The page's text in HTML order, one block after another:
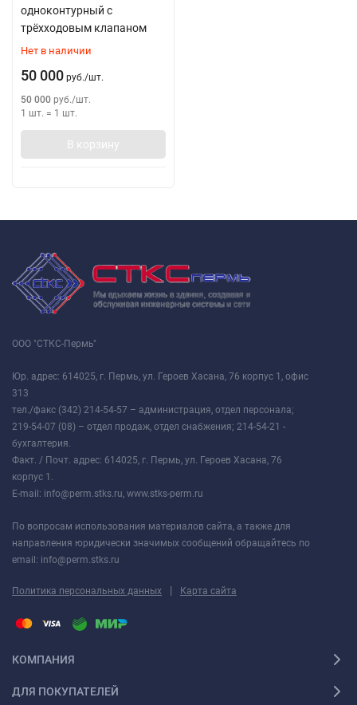
одноконтурный с
трёхходовым клапаном
Нет в наличии
50 000 руб./шт.
50 000 руб./шт.
1 шт. = 1 шт.
В корзину
ООО "СТКС-Пермь"
Юр. адрес: 614025, г. Пермь, ул. Героев Хасана, 76 корпус 1, офис
313
тел./факс (342) 214-54-57 – администрация, отдел персонала;
219-54-07 (08) – отдел продаж, отдел снабжения; 214-54-21 -
бухгалтерия.
Факт. / Почт. адрес: 614025, г. Пермь, ул. Героев Хасана, 76
корпус 1.
E-mail: info@perm.stks.ru, www.stks-perm.ru
По вопросам использования материалов сайта, а также для
направления юридически значимых сообщений обращайтесь по
email: info@perm.stks.ru
Политика персональных данных | Карта сайта
КОМПАНИЯ
ДЛЯ ПОКУПАТЕЛЕЙ